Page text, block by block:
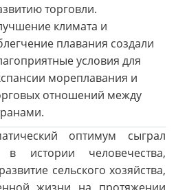
торговли.
климата и
плавания создали
условия для
мореплавания и
отношений между
оптимум сыграл
истории человечества,
сельского хозяйства,